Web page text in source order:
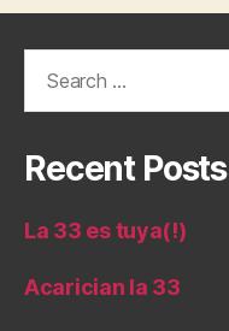
Recent Posts
La 33 es tuya(!)
Acarician la 33